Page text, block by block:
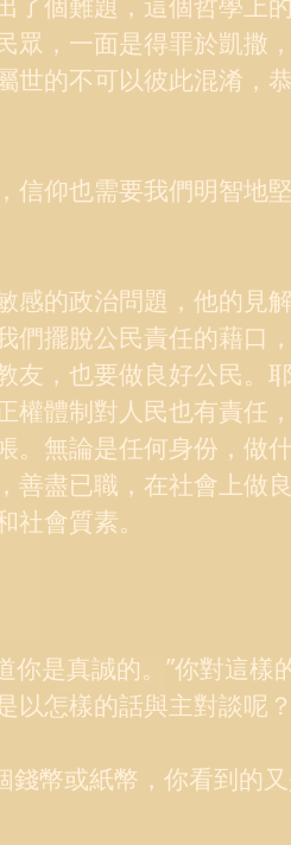
眾，一面是得罪於凱撒
世的不可以彼此混淆，
信仰也需要我們明智地
感的政治問題，他的見
們擺脫公民責任的藉口
友，也要做良好公民。
權體制對人民也有責任
。無論是任何身份，做
善盡已職，在社會上做
社會質素。
你是真誠的。”你對這樣
以怎樣的話與主對談呢
錢幣或紙幣，你看到的